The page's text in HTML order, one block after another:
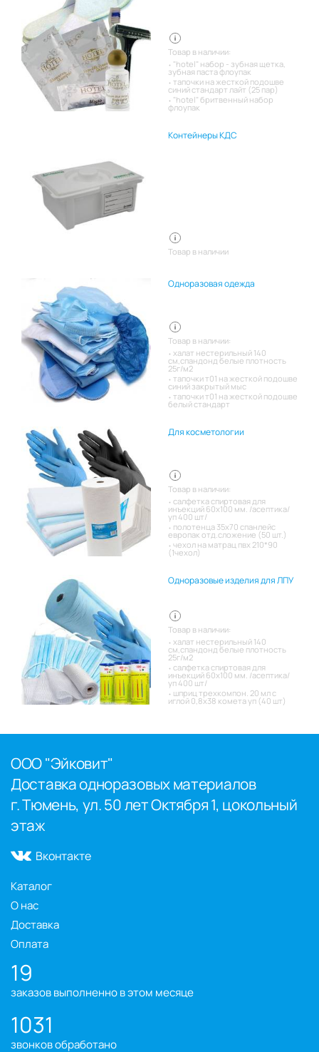
Товар в наличии:
"hotel" набор - зубная щетка,
зубная паста флоупак
тапочки на жесткой подошве
синий стандарт лайт (25 пар)
"hotel" бритвенный набор
флоупак
Контейнеры КДС
Товар в наличии
Одноразовая одежда
Товар в наличии:
халат нестерильный 140
см,спандонд белые плотность
25г/м2
тапочки т01 на жесткой подошве
синий закрытый мыс
тапочки т01 на жесткой подошве
белый стандарт
Для косметологии
Товар в наличии:
салфетка спиртовая для
инъекций 60х100 мм. /асептика/
уп 400 шт/
полотенца 35х70 спанлейс
европак отд.сложение (50 шт.)
чехол на матрац пвх 210*90
(1чехол)
Одноразовые изделия для ЛПУ
Товар в наличии:
халат нестерильный 140
см,спандонд белые плотность
25г/м2
салфетка спиртовая для
инъекций 60х100 мм. /асептика/
уп 400 шт/
шприц трехкомпон. 20 мл с
иглой 0,8х38 комета уп (40 шт)
ООО "Эйковит"
Доставка одноразовых материалов
г. Тюмень, ул. 50 лет Октября 1, цокольный
этаж
Вконтакте
Каталог
О нас
Доставка
Оплата
19
заказов выполненно в этом месяце
1031
звонков обработано